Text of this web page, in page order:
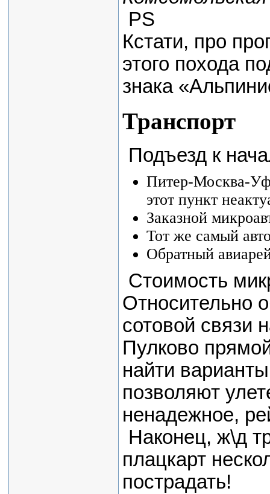
PS
Кстати, про
этого похода
знака
Транспорт
Подъезд к
Питер-Москва-
этот пункт
Заказной
Тот же самый
Обратный
Стоимость
Относительно
сотовой связи
Пулково
найти
позволяют
ненадежное,
Наконец, ж\д
плацкарт
пострадать!